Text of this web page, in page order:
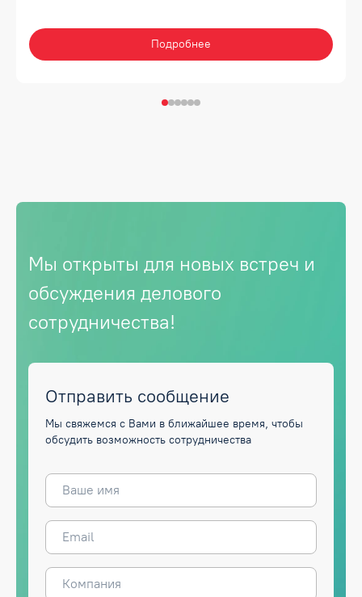
Подробнее
Мы открыты для новых встреч и
обсуждения делового
сотрудничества!
Отправить сообщение
Мы свяжемся с Вами в ближайшее время, чтобы
обсудить возможность сотрудничества